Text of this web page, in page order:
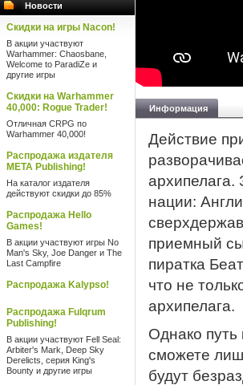
Новости
Скидки на игры Nacon!
В акции участвуют
Warhammer: Chaosbane,
Welcome to ParadiZe и
другие игры
Скидки на Warhammer
40,000: Rogue Trader!
Отличная CRPG по
Warhammer 40,000!
Распродажа издателя
META Publishing!
На каталог издателя
действуют скидки до 85%
Распродажа Hello
Games!
В акции участвуют игры No
Man's Sky, Joe Danger и The
Last Campfire
Распродажа Kalypso!
Распродажа Fulqrum
Publishing!
В акции участвуют Fell Seal:
Arbiter's Mark, Deep Sky
Derelicts, серия King's
Bounty и другие игры
Информация
Действие
архипелага.
нации:
приемный
пиратка
что не
архипелага.
Однако путь
сможете
будут